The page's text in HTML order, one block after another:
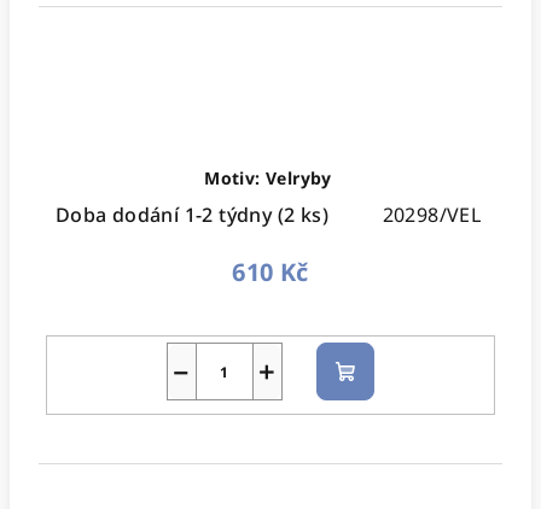
Motiv: Velryby
Doba dodání 1-2 týdny(2 ks) 20298/VEL
610 Kč
+
− Do
košíku